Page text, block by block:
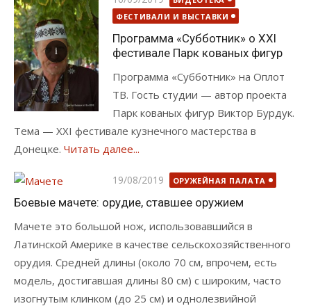
ФЕСТИВАЛИ И ВЫСТАВКИ
Программа «Субботник» о XXI
фестивале Парк кованых фигур
Программа «Субботник» на Оплот
ТВ. Гость студии — автор проекта
Парк кованых фигур Виктор Бурдук.
Тема — XXI фестивале кузнечного мастерства в
Донецке. Читать далее...
Опубликовано
19/08/2019 ОРУЖЕЙНАЯ ПАЛАТА
Боевые мачете: орудие, ставшее оружием
Мачете это большой нож, использовавшийся в
Латинской Америке в качестве сельскохозяйственного
орудия. Средней длины (около 70 см, впрочем, есть
модель, достигавшая длины 80 см) с широким, часто
изогнутым клинком (до 25 см) и однолезвийной